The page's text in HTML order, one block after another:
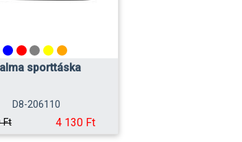
sporttáska
D8-206110
Ft
4 130 Ft